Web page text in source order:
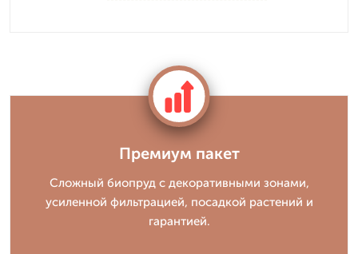
Премиум пакет
Сложный биопруд с декоративными зонами,
усиленной фильтрацией, посадкой растений и
гарантией.